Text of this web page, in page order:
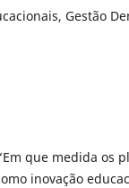
Gestão
que medida os
inovação